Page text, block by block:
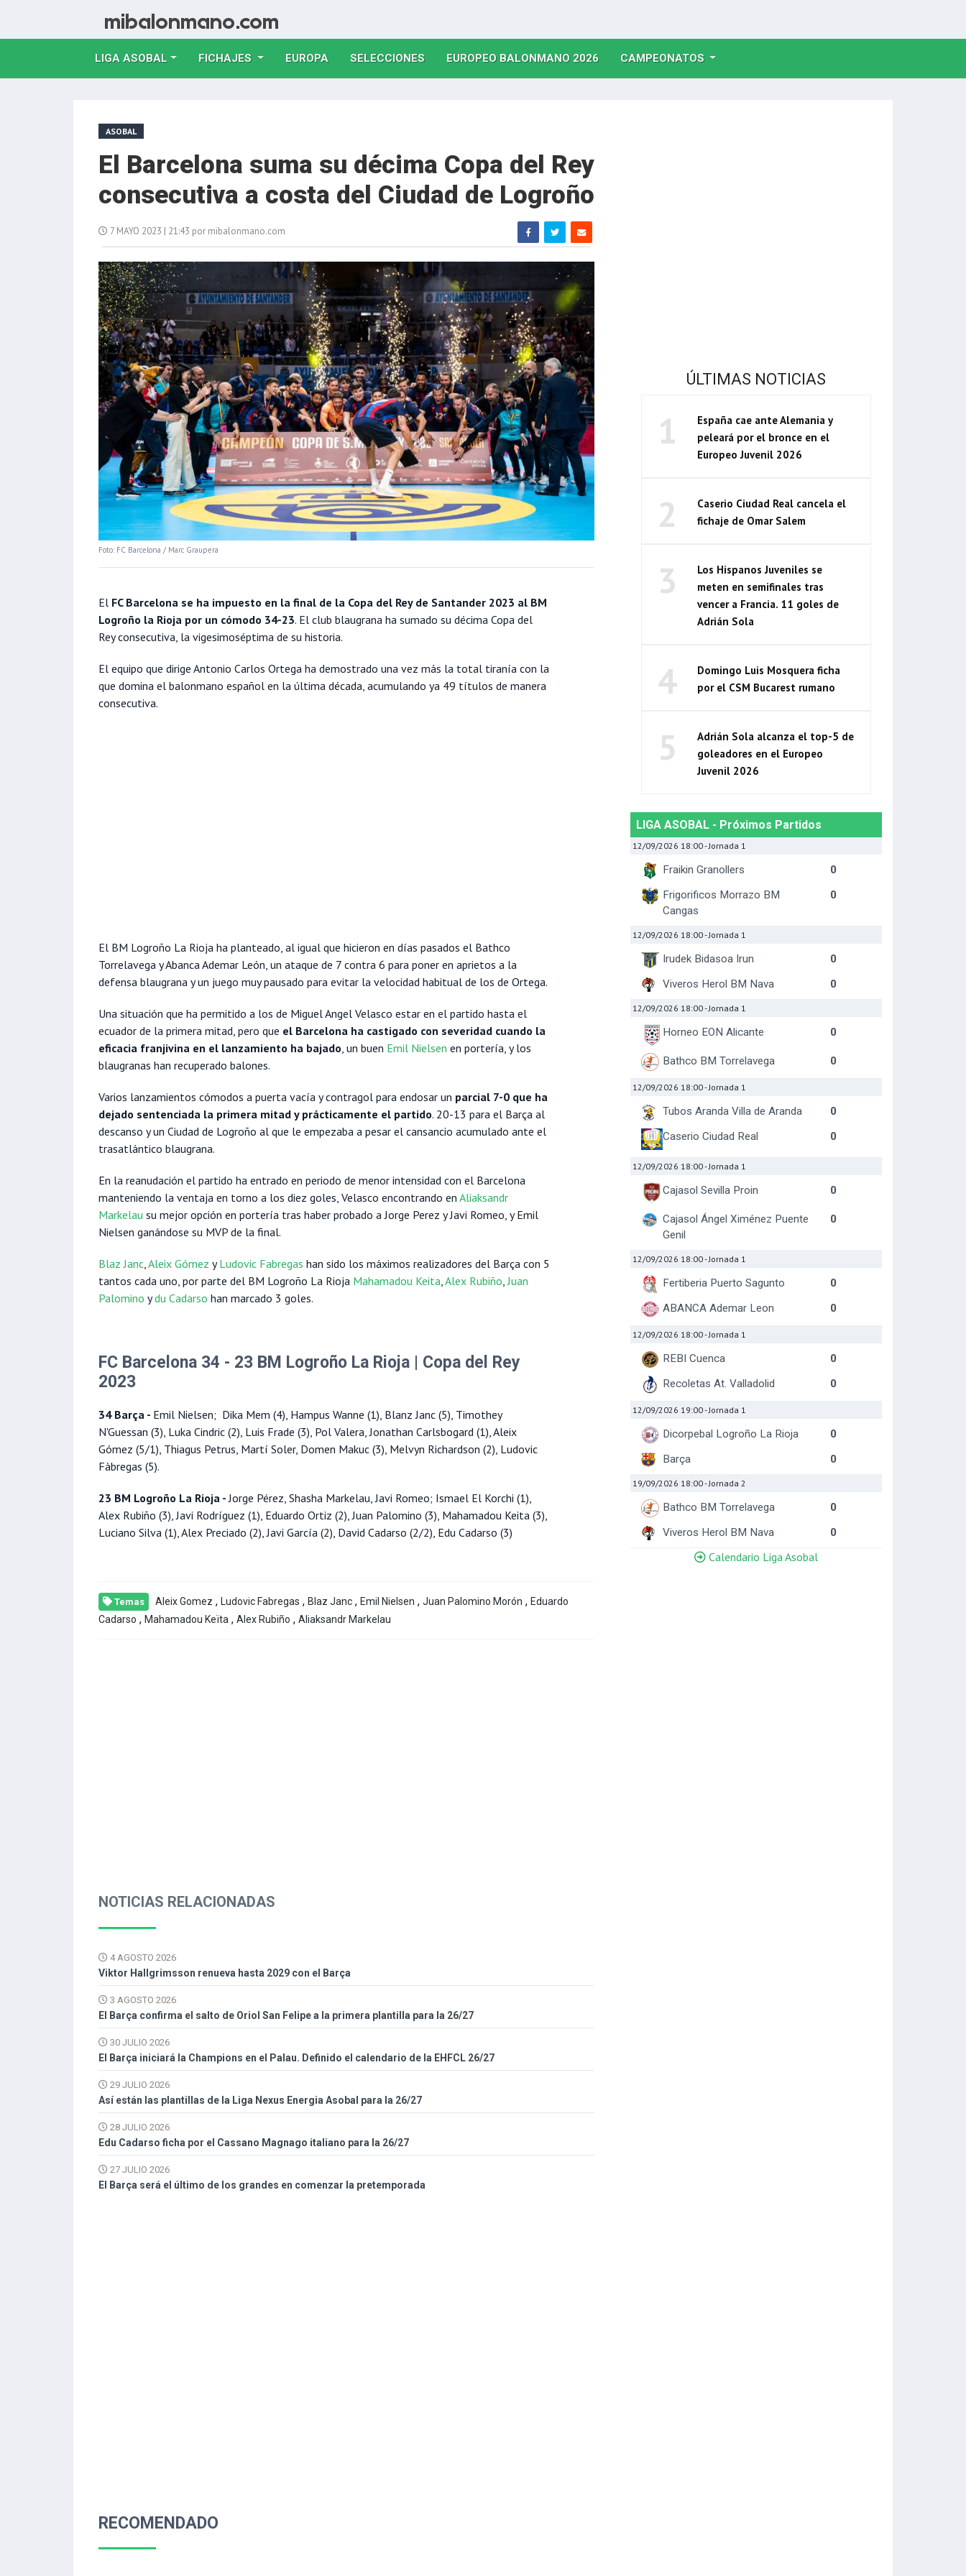
LIGA ASOBAL FICHAJES EUROPA(CURRENT)
SELECCIONES(CURRENT)
EUROPEO BALONMANO 2026(CURRENT)
CAMPEONATOS
ASOBAL
El Barcelona suma su décima Copa del Rey
consecutiva a costa del Ciudad de Logroño
7 MAYO 2023 | 21:43 por mibalonmano.com
Foto: FC Barcelona / Marc Graupera
El FC Barcelona se ha impuesto en la final de la Copa del Rey de Santander 2023 al BM
Logroño la Rioja por un cómodo 34-23. El club blaugrana ha sumado su décima Copa del
Rey consecutiva, la vigesimoséptima de su historia.
El equipo que dirige Antonio Carlos Ortega ha demostrado una vez más la total tiranía con la
que domina el balonmano español en la última década, acumulando ya 49 títulos de manera
consecutiva.
El BM Logroño La Rioja ha planteado, al igual que hicieron en días pasados el Bathco
Torrelavega y Abanca Ademar León, un ataque de 7 contra 6 para poner en aprietos a la
defensa blaugrana y un juego muy pausado para evitar la velocidad habitual de los de Ortega.
Una situación que ha permitido a los de Miguel Angel Velasco estar en el partido hasta el
ecuador de la primera mitad, pero que el Barcelona ha castigado con severidad cuando la
eficacia franjivina en el lanzamiento ha bajado, un buen Emil Nielsen en portería, y los
blaugranas han recuperado balones.
Varios lanzamientos cómodos a puerta vacía y contragol para endosar un parcial 7-0 que ha
dejado sentenciada la primera mitad y prácticamente el partido. 20-13 para el Barça al
descanso y un Ciudad de Logroño al que le empezaba a pesar el cansancio acumulado ante el
trasatlántico blaugrana.
En la reanudación el partido ha entrado en periodo de menor intensidad con el Barcelona
manteniendo la ventaja en torno a los diez goles, Velasco encontrando en Aliaksandr
Markelau su mejor opción en portería tras haber probado a Jorge Perez y Javi Romeo, y Emil
Nielsen ganándose su MVP de la final.
Blaz Janc,Aleix Gómez yLudovic Fabregas han sido los máximos realizadores del Barça con 5
tantos cada uno, por parte del BM Logroño La Rioja Mahamadou Keita,Alex Rubiño,Juan
Palomino ydu Cadarso han marcado 3 goles.
FC Barcelona 34 - 23 BM Logroño La Rioja | Copa del Rey
2023
34 Barça - Emil Nielsen; Dika Mem (4), Hampus Wanne (1), Blanz Janc (5), Timothey
N'Guessan (3), Luka Cindric (2), Luis Frade (3), Pol Valera, Jonathan Carlsbogard (1), Aleix
Gómez (5/1), Thiagus Petrus, Martí Soler, Domen Makuc (3), Melvyn Richardson (2), Ludovic
Fàbregas (5).
23 BM Logroño La Rioja -Jorge Pérez, Shasha Markelau, Javi Romeo; Ismael El Korchi (1),
Alex Rubiño (3), Javi Rodríguez (1), Eduardo Ortiz (2), Juan Palomino (3), Mahamadou Keita (3),
Luciano Silva (1), Alex Preciado (2), Javi García (2), David Cadarso (2/2), Edu Cadarso (3)
Temas Aleix Gomez , Ludovic Fabregas , Blaz Janc , Emil Nielsen , Juan Palomino Morón , Eduardo
Cadarso , Mahamadou Keïta , Alex Rubiño , Aliaksandr Markelau
NOTICIAS RELACIONADAS
4 AGOSTO 2026
Viktor Hallgrimsson renueva hasta 2029 con el Barça
3 AGOSTO 2026
El Barça confirma el salto de Oriol San Felipe a la primera plantilla para la 26/27
30 JULIO 2026
El Barça iniciará la Champions en el Palau. Definido el calendario de la EHFCL 26/27
29 JULIO 2026
Así están las plantillas de la Liga Nexus Energia Asobal para la 26/27
28 JULIO 2026
Edu Cadarso ficha por el Cassano Magnago italiano para la 26/27
27 JULIO 2026
El Barça será el último de los grandes en comenzar la pretemporada
RECOMENDADO
ÚLTIMAS NOTICIAS
1
España cae ante Alemania y
peleará por el bronce en el
Europeo Juvenil 2026
2
Caserio Ciudad Real cancela el
fichaje de Omar Salem
3
Los Hispanos Juveniles se
meten en semifinales tras
vencer a Francia. 11 goles de
Adrián Sola
4
Domingo Luis Mosquera ficha
por el CSM Bucarest rumano
5
Adrián Sola alcanza el top-5 de
goleadores en el Europeo
Juvenil 2026
LIGA ASOBAL - Próximos Partidos
12/09/2026 18:00- Jornada 1
Fraikin Granollers
0
Frigorificos Morrazo BM
Cangas
0
12/09/2026 18:00- Jornada 1
Irudek Bidasoa Irun
0
Viveros Herol BM Nava
0
12/09/2026 18:00- Jornada 1
Horneo EON Alicante 0
Bathco BM Torrelavega 0
12/09/2026 18:00- Jornada 1
Tubos Aranda Villa de Aranda
0
Caserio Ciudad Real
0
12/09/2026 18:00- Jornada 1
Cajasol Sevilla Proin 0
Cajasol Ángel Ximénez Puente
Genil
0
12/09/2026 18:00- Jornada 1
Fertiberia Puerto Sagunto
0
ABANCA Ademar Leon
0
12/09/2026 18:00- Jornada 1
REBI Cuenca
0
Recoletas At. Valladolid
0
12/09/2026 19:00- Jornada 1
Dicorpebal Logroño La Rioja
0
Barça
0
19/09/2026 18:00- Jornada 2
Bathco BM Torrelavega
0
Viveros Herol BM Nava
0
Calendario Liga Asobal